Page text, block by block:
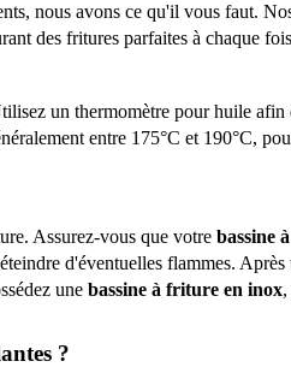
nous avons ce qu'il vous faut.
des fritures parfaites à chaque
entre 175°C et 190°C,
Assurez-vous que votre bassine
d'éventuelles flammes.
une bassine à friture en inox,
?